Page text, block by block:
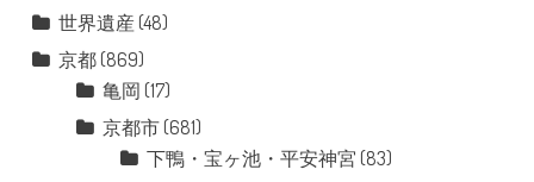
世界遺産 (48)
京都(869)
亀岡 (17)
京都市(681)
下鴨・宝ヶ池・平安神宮 (83)